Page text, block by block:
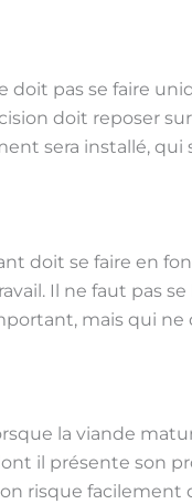
doit pas se faire
doit reposer
sera installé, qui
doit se faire en
Il ne faut pas se
mais qui
la viande
il présente son
risque facilement